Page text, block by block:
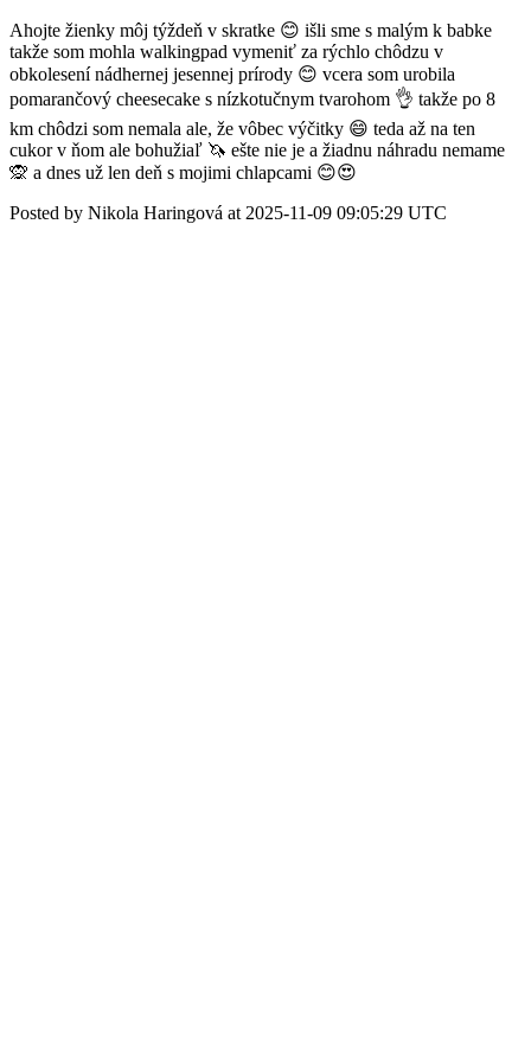
Ahojte žienky môj týždeň v skratke 😊 išli sme s malým k babke
takže som mohla walkingpad vymeniť za rýchlo chôdzu v
obkolesení nádhernej jesennej prírody 😊 vcera som urobila
pomarančový cheesecake s nízkotučnym tvarohom 👌 takže po 8
km chôdzi som nemala ale, že vôbec výčitky 😄 teda až na ten
cukor v ňom ale bohužiaľ 🦄 ešte nie je a žiadnu náhradu nemame
🙊 a dnes už len deň s mojimi chlapcami 😊😍
Posted by Nikola Haringová at 2025-11-09 09:05:29 UTC